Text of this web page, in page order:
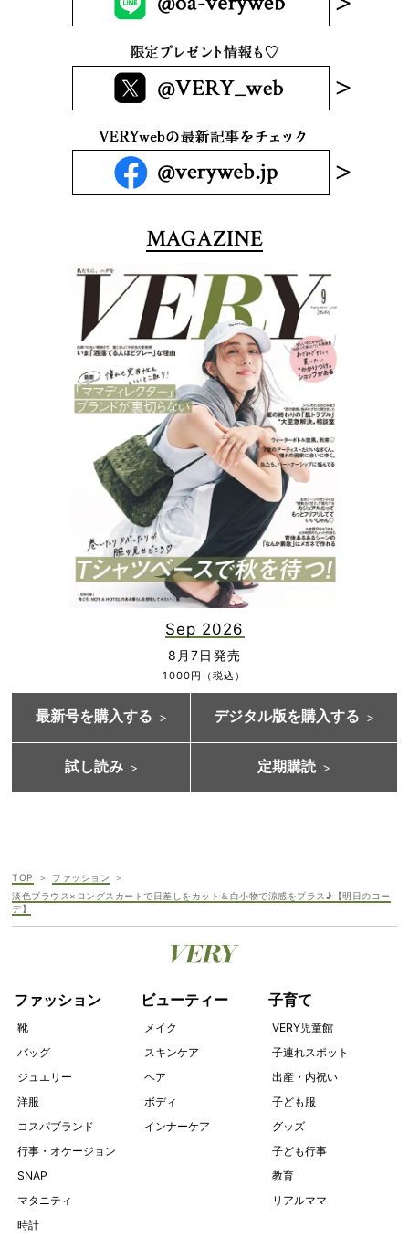
MAGAZINE
Sep 2026
8月7日発売
1000円（税込）
最新号を購入する デジタル版を購入する
試し読み 定期購読
TOP
ファッション
淡色ブラウス×ロングスカートで日差しをカット＆白小物で涼感をプラス♪【明日のコー
デ】
ファッション
靴
バッグ
ジュエリー
洋服
コスパブランド
行事・オケージョン
SNAP
マタニティ
時計
ビューティー
メイク
スキンケア
ヘア
ボディ
インナーケア
子育て
VERY児童館
子連れスポット
出産・内祝い
子ども服
グッズ
子ども行事
教育
リアルママ